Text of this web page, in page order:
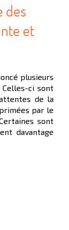
des
et
plusieurs
Celles-ci sont
de la
par le
sont
davantage